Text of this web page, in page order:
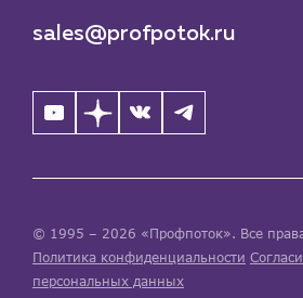
sales@profpotok.ru
© 1995 – 2026 «Профпоток». Все
Политика конфиденциальности
персональных данных